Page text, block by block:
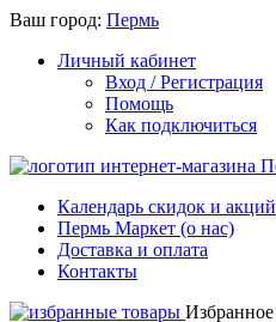
Ваш город: Пермь
Личный кабинет
Вход / Регистрация
Помощь
Как подключиться
Календарь скидок и акций
Пермь Маркет (о нас)
Доставка и оплата
Контакты
Избранное